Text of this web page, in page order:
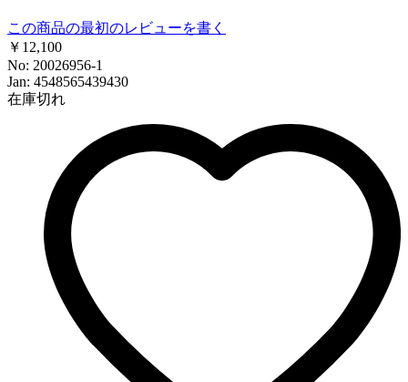
この商品の最初のレビューを書く
￥12,100
No: 20026956-1
Jan: 4548565439430
在庫切れ